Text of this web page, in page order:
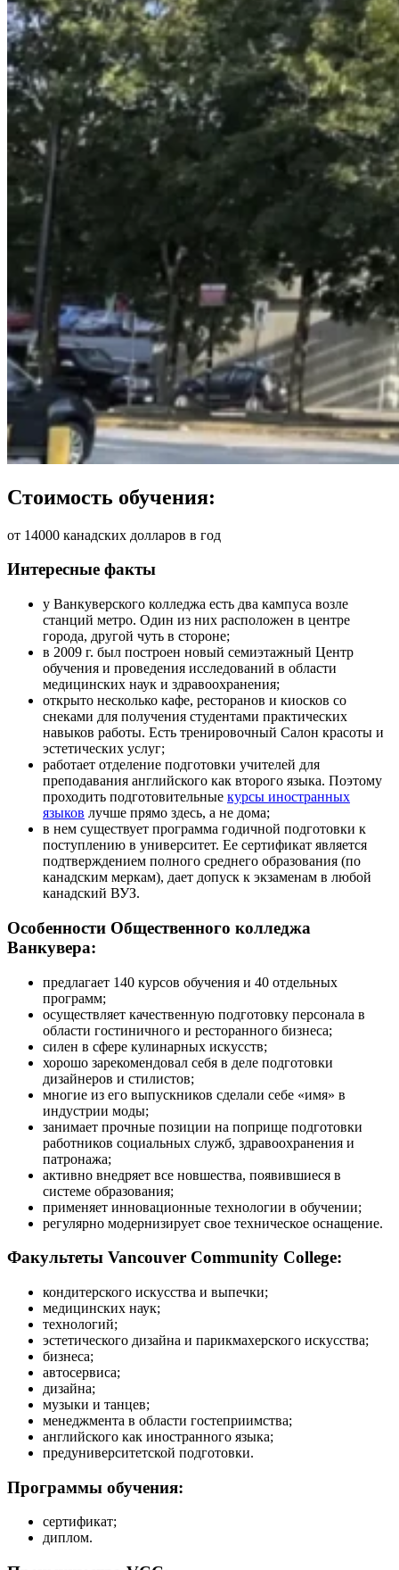
Стоимость обучения:
от 14000 канадских долларов в год
Интересные факты
у Ванкуверского колледжа есть два кампуса возле
станций метро. Один из них расположен в центре
города, другой чуть в стороне;
в 2009 г. был построен новый семиэтажный Центр
обучения и проведения исследований в области
медицинских наук и здравоохранения;
открыто несколько кафе, ресторанов и киосков со
снеками для получения студентами практических
навыков работы. Есть тренировочный Салон красоты и
эстетических услуг;
работает отделение подготовки учителей для
преподавания английского как второго языка. Поэтому
проходить подготовительные курсы иностранных
языков лучше прямо здесь, а не дома;
в нем существует программа годичной подготовки к
поступлению в университет. Ее сертификат является
подтверждением полного среднего образования (по
канадским меркам), дает допуск к экзаменам в любой
канадский ВУЗ.
Особенности Общественного колледжа
Ванкувера:
предлагает 140 курсов обучения и 40 отдельных
программ;
осуществляет качественную подготовку персонала в
области гостиничного и ресторанного бизнеса;
силен в сфере кулинарных искусств;
хорошо зарекомендовал себя в деле подготовки
дизайнеров и стилистов;
многие из его выпускников сделали себе «имя» в
индустрии моды;
занимает прочные позиции на поприще подготовки
работников социальных служб, здравоохранения и
патронажа;
активно внедряет все новшества, появившиеся в
системе образования;
применяет инновационные технологии в обучении;
регулярно модернизирует свое техническое оснащение.
Факультеты Vancouver Community College:
кондитерского искусства и выпечки;
медицинских наук;
технологий;
эстетического дизайна и парикмахерского искусства;
бизнеса;
автосервиса;
дизайна;
музыки и танцев;
менеджмента в области гостеприимства;
английского как иностранного языка;
предуниверситетской подготовки.
Программы обучения:
сертификат;
диплом.